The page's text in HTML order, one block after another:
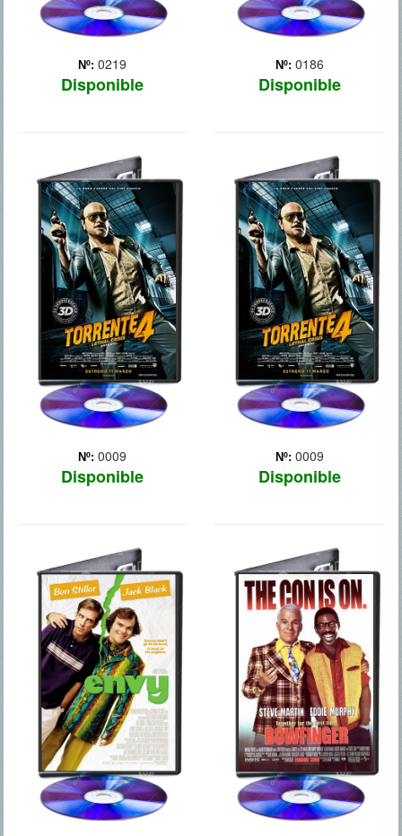
Nº: 0219
Disponible
Nº: 0186
Disponible
Nº: 0009
Disponible
TORRENTE 4
Nº: 0009
Disponible
TORRENTE 4
ENVIDIA
BOWFINGER(EL
PICARO